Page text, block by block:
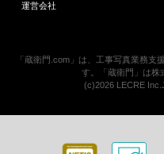
運営会社
「蔵衛門.com」は、工事写真業務支
す。「蔵衛門」は株
(c)2026 LECRE